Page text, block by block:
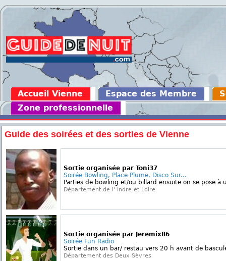
Accueil Vienne Espace des Membre
Zone professionnelle
Guide des soirées et des sorties de Vienne
Sortie organisée par Toni37
Soirée Bowling, Place Plume, Disco Sur...
Parties de bowling et/ou billard ensuite on se pose à
Département de l' Indre et Loire
Sortie organisée par Jeremix86
Soirée Fun Radio
Sortie dans un bar/ restau vers 20 h avant de
Département des Deux Sèvres